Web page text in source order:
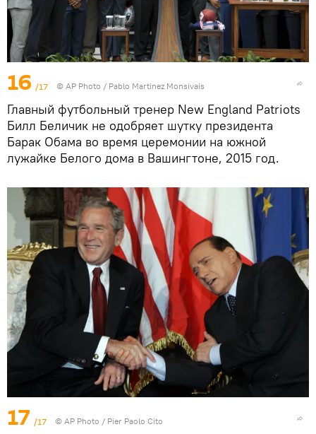
16 /17 © AP Photo / Pablo Martinez Monsivais
Главный футбольный тренер New England Patriots
Билл Беличик не одобряет шутку президента
Барак Обама во время церемонии на южной
лужайке Белого дома в Вашингтоне, 2015 год.
17 /17 © AP Photo / Pier Paolo Cito